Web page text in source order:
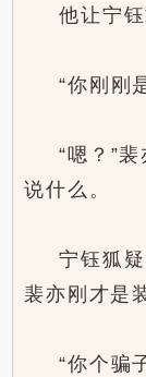
他让宁
“你刚刚
“嗯？”
说什么。
宁钰狐
裴亦刚才是
“你个骗